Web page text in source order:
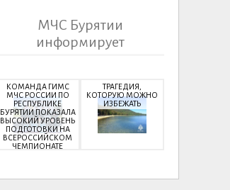
МЧС Бурятии
информирует
КОМАНДА ГИМС
МЧС РОССИИ ПО
РЕСПУБЛИКЕ
БУРЯТИИ ПОКАЗАЛА
ВЫСОКИЙ УРОВЕНЬ
ПОДГОТОВКИ НА
ВСЕРОССИЙСКОМ
ЧЕМПИОНАТЕ
ТРАГЕДИЯ,
КОТОРУЮ МОЖНО
ИЗБЕЖАТЬ